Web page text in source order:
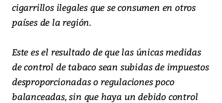
cigarrillos ilegales que se consumen en otros
países de la región.
Este es el resultado de que las únicas medidas
de control de tabaco sean subidas de impuestos
desproporcionadas o regulaciones poco
balanceadas, sin que haya un debido control